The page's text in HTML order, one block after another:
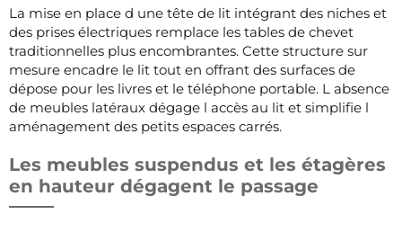
La mise en place d une tête de lit intégrant des niches et
des prises électriques remplace les tables de chevet
traditionnelles plus encombrantes. Cette structure sur
mesure encadre le lit tout en offrant des surfaces de
dépose pour les livres et le téléphone portable. L absence
de meubles latéraux dégage l accès au lit et simplifie l
aménagement des petits espaces carrés.
Les meubles suspendus et les étagères
en hauteur dégagent le passage